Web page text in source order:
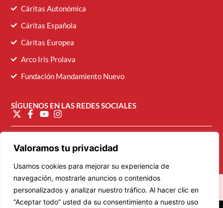
Valoramos tu privacidad
Usamos cookies para mejorar su experiencia de
navegación, mostrarle anuncios o contenidos
personalizados y analizar nuestro tráfico. Al hacer clic en
“Aceptar todo” usted da su consentimiento a nuestro uso
Cáritas Autonómica
Cáritas Española
Cáritas Europea
Arco Iris Prolava
Fundación Mandamiento Nuevo
SÍGUENOS EN LAS REDES SOCIALES